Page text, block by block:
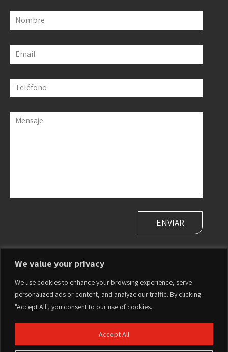
We value your privacy
We use cookies to enhance your browsing experience, serve
personalized ads or content, and analyze our traffic. By clicking
"Accept All", you consent to our use of cookies.
Accept All
Nombre
Email
Teléfono
Mensaje
PLASSON Ltd. Head Office | Maagan Michael, Israel
Tel:+972-4-6394711|sales@plasson.com